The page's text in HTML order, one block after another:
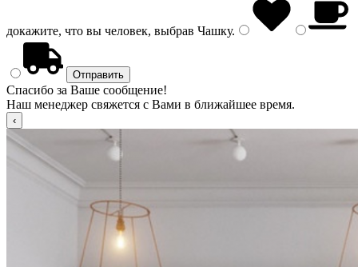
докажите, что вы человек, выбрав Чашку.
Спасибо за Ваше сообщение!
Наш менеджер свяжется с Вами в ближайшее время.